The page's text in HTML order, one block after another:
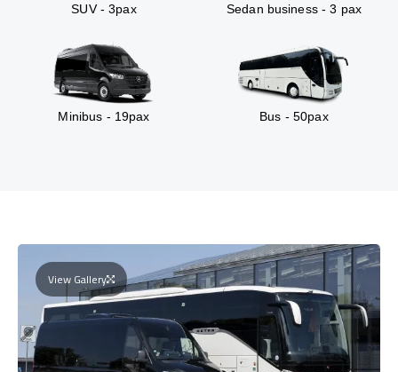
SUV - 3pax Sedan business - 3 pax
Minibus - 19pax Bus - 50pax
View Gallery